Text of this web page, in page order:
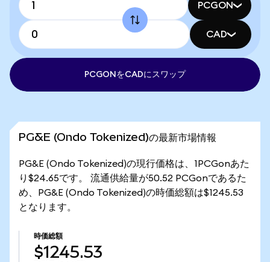
PCGON
CAD
PCGONをCADにスワップ
PG&E (Ondo Tokenized)の最新市場情報
PG&E (Ondo Tokenized)の現行価格は、1PCGonあた
り$24.65です。 流通供給量が50.52 PCGonであるた
め、PG&E (Ondo Tokenized)の時価総額は$1245.53
となります。
時価総額
$1245.53